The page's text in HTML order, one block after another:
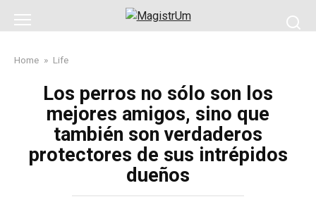
Home » Life
Los perros no sólo son los
mejores amigos, sino que
también son verdaderos
protectores de sus intrépidos
dueños